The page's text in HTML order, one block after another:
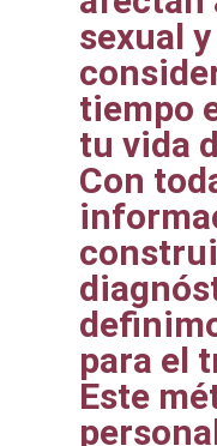
sexual
tiempo
tu vida
Con
para el
Este